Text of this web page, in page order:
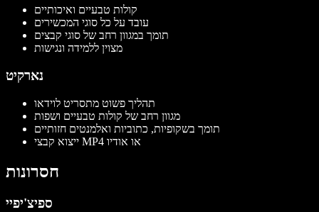
קולות טבעיים ואיכותיים
עובד על כל סוגי המכשירים
תומך במגוון רחב של סוגי קבצים
מצוין ללמידה ונגישות
נארקיט
תהליך פשוט מתסריט לוידאו
מגוון רחב של קולות טבעיים ושפות
תומך בשקופיות, כתוביות ואלמנטים חזותיים
ייצוא קבצי MP4 או אודיו
חסרונות
ספיצ'יפיי